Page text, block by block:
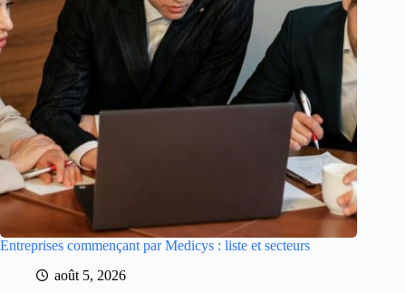
Entreprises commençant par Medicys : liste et secteurs
août 5, 2026